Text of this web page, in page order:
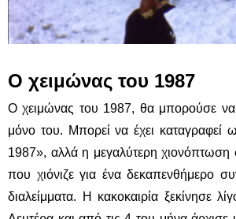
Ο χειμώνας του 1987
Ο χειμώνας του 1987, θα μπορούσε να
μόνο του. Μπορεί να έχει καταγραφεί
1987», αλλά η μεγαλύτερη χιονόπτωση
που χιόνιζε για ένα δεκαπενθήμερο
διαλείμματα. Η κακοκαιρία ξεκίνησε